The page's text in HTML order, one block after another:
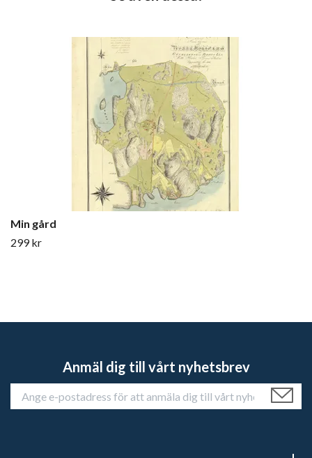
Min gård
299 kr
Anmäl dig till vårt nyhetsbrev